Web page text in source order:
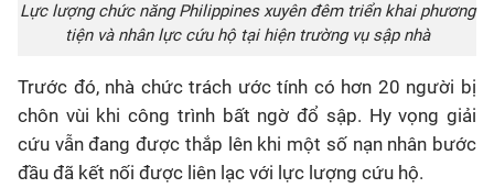
Lực lượng chức năng Philippines xuyên đêm triển khai phương
tiện và nhân lực cứu hộ tại hiện trường vụ sập nhà
Trước đó, nhà chức trách ước tính có hơn 20 người bị
chôn vùi khi công trình bất ngờ đổ sập. Hy vọng giải
cứu vẫn đang được thắp lên khi một số nạn nhân bước
đầu đã kết nối được liên lạc với lực lượng cứu hộ.